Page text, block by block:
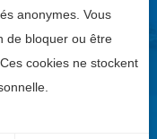
anonymes. Vous
de bloquer ou être
cookies ne stockent